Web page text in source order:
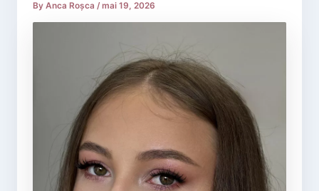
By Anca Roșca /mai 19, 2026